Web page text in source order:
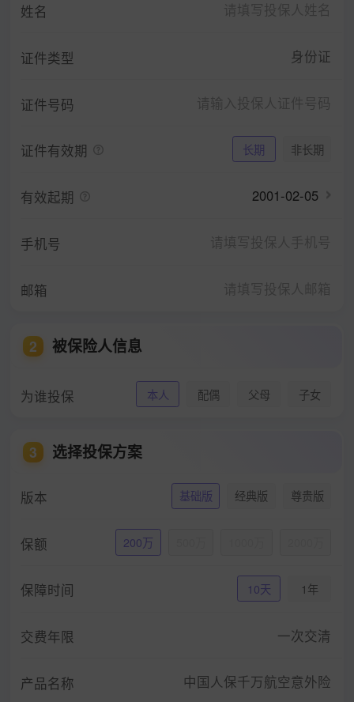
姓名
证件类型 身份证
证件号码
证件有效期 长期 非长期
有效起期 2001-02-05
手机号
邮箱
2 被保险人信息
为谁投保 本人 配偶 父母 子女
3 选择投保方案
版本 基础版 经典版 尊贵版
保额 200万
保障时间 10天 1年
交费年限 一次交清
产品名称 中国人保千万航空意外险